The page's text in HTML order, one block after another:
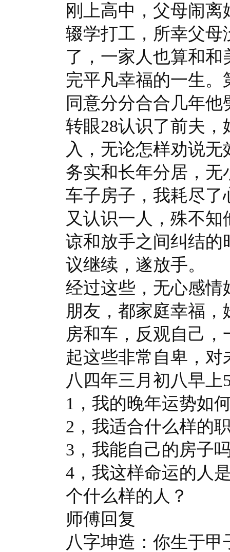
刚上高中，父母闹
辍学打工，所幸父
了，一家人也算和
完平凡幸福的一生
同意分分合合几年他
转眼28认识了前夫
入，无论怎样劝说
务实和长年分居，
车子房子，我耗尽了
又认识一人，殊不
谅和放手之间纠结
议继续，遂放手。
经过这些，无心感
朋友，都家庭幸福
房和车，反观自己
起这些非常自卑，
八四年三月初八早
1，我的晚年运势如
2，我适合什么样的
3，我能自己的房子
4，我这样命运的人
个什么样的人？
师傅回复
八字坤造：你生于